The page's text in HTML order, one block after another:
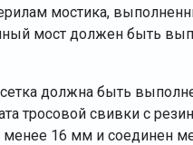
мостика,
мост должен быть
должна быть
тросовой свивки с
16 мм и соединен